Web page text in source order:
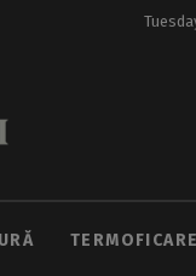
TERMOFICARE